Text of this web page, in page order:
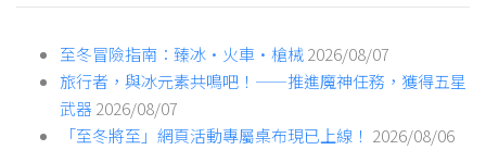
至冬冒險指南：臻冰·火車·槍械2026/08/07
旅行者，與冰元素共鳴吧！——推進魔神任務，獲得五星
武器2026/08/07
「至冬將至」網頁活動專屬桌布現已上線！ 2026/08/06